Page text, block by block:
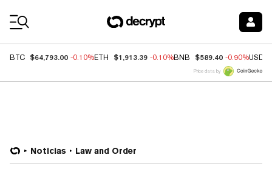
BTC $64,793.00 -0.10%ETH $1,913.39 -0.10%BNB $589.40 -0.90%USDC
Price data by
Noticias Law and Order